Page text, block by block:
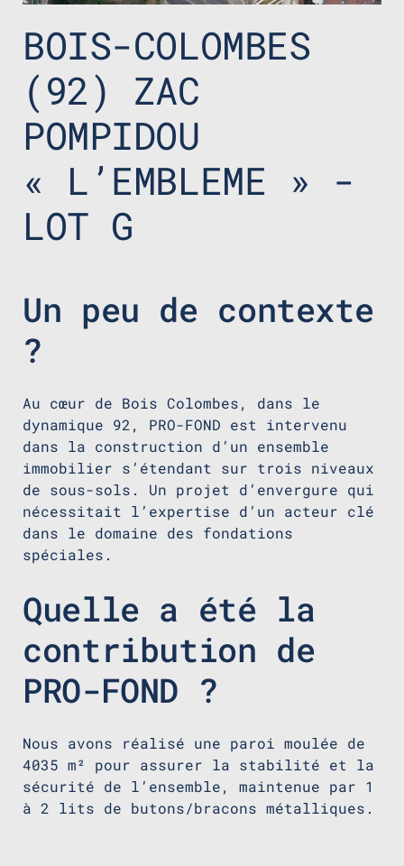
BOIS-COLOMBES
(92) ZAC
POMPIDOU
« L’EMBLEME » -
LOT G
Un peu de contexte
?
Au cœur de Bois Colombes, dans le
dynamique 92, PRO-FOND est intervenu
dans la construction d’un ensemble
immobilier s’étendant sur trois niveaux
de sous-sols. Un projet d’envergure qui
nécessitait l’expertise d’un acteur clé
dans le domaine des fondations
spéciales.
Quelle a été la
contribution de
PRO-FOND ?
Nous avons réalisé une paroi moulée de
4035 m² pour assurer la stabilité et la
sécurité de l’ensemble, maintenue par 1
à 2 lits de butons/bracons métalliques.